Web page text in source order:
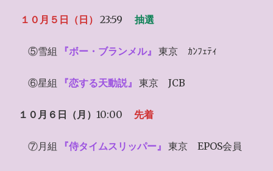
１０月５日（日） 23:59 抽選
⑤雪組 『ボー・ブランメル』 東京 ｶﾝﾌｪﾃｨ
⑥星組 『恋する天動説』 東京 JCB
１０月６日（月） 10:00 先着
⑦月組 『侍タイムスリッパー』 東京 EPOS会員